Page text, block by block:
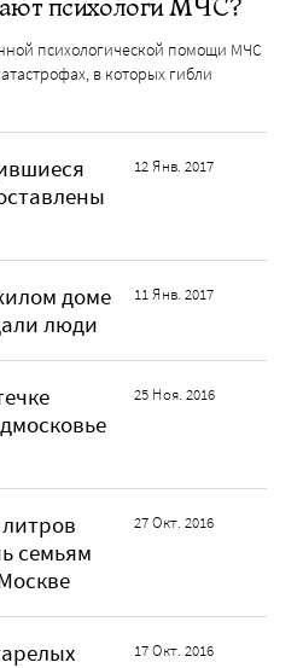
психологической помощи МЧС
в которых гибли
12 Янв. 2017
доме
люди
11 Янв. 2017
25 Ноя. 2016
семьям
27 Окт. 2016
17 Окт. 2016